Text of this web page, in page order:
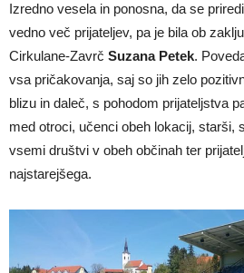
Izredno vesela in ponosna, da se
vedno več prijateljev, pa je bila ob
Cirkulane-Zavrč Suzana Petek.
vsa pričakovanja, saj so jih zelo
blizu in daleč, s pohodom prijateljstva
med otroci, učenci obeh lokacij, starši,
vsemi društvi v obeh občinah ter
najstarejšega.